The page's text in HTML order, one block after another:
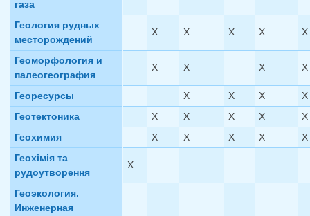
газа
Геология рудных
месторождений
X X X X X
Геоморфология и
палеогеография
X X X X
Георесурсы X X X
X
Геотектоника
X X X X
X
Геохимия
X X X X
X
Геохімія та
рудоутворення
X
Геоэкология.
Инженерная